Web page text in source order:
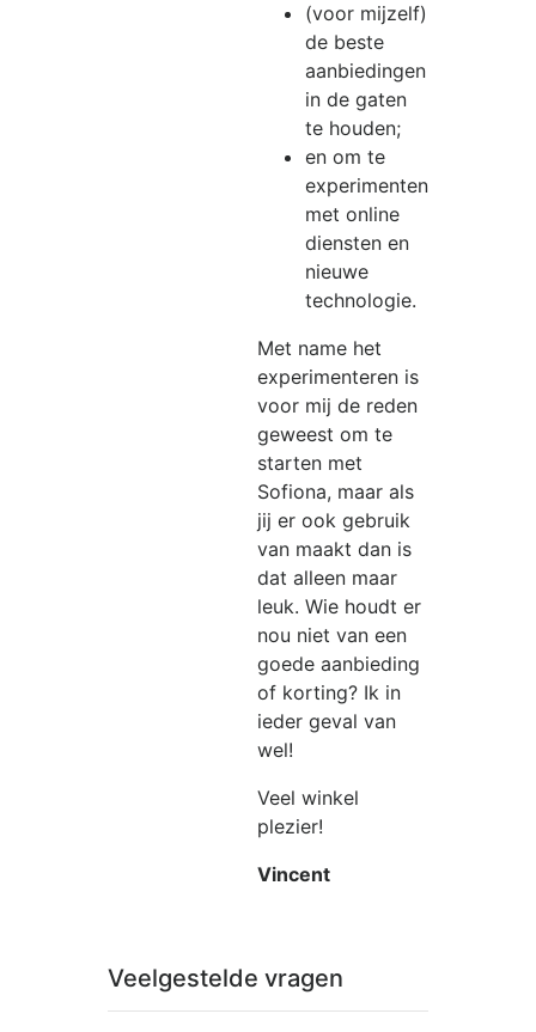
(voor mijzelf)
de beste
aanbiedingen
in de gaten
te houden;
en om te
experimenten
met online
diensten en
nieuwe
technologie.
Met name het
experimenteren is
voor mij de reden
geweest om te
starten met
Sofiona, maar als
jij er ook gebruik
van maakt dan is
dat alleen maar
leuk. Wie houdt er
nou niet van een
goede aanbieding
of korting? Ik in
ieder geval van
wel!
Veel winkel
plezier!
Vincent
Veelgestelde vragen